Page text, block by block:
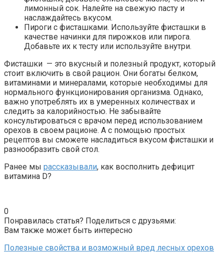
лимонный сок. Налейте на свежую пасту и
наслаждайтесь вкусом.
Пироги с фисташками. Используйте фисташки в
качестве начинки для пирожков или пирога.
Добавьте их к тесту или используйте внутри.
Фисташки — это вкусный и полезный продукт, который
стоит включить в свой рацион. Они богаты белком,
витаминами и минералами, которые необходимы для
нормального функционирования организма. Однако,
важно употреблять их в умеренных количествах и
следить за калорийностью. Не забывайте
консультироваться с врачом перед использованием
орехов в своем рационе. А с помощью простых
рецептов вы сможете насладиться вкусом фисташки и
разнообразить свой стол.
Ранее мы рассказывали, как восполнить дефицит
витамина D?
0
Понравилась статья? Поделиться с друзьями:
Вам также может быть интересно
Полезные свойства и возможный вред лесных орехов